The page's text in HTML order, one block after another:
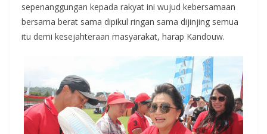
sepenanggungan kepada rakyat ini wujud kebersamaan
bersama berat sama dipikul ringan sama dijinjing semua
itu demi kesejahteraan masyarakat, harap Kandouw.